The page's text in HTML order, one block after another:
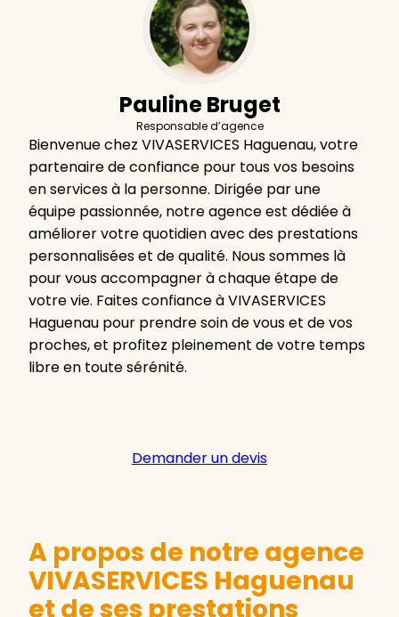
Pauline Bruget
Responsable d’agence
Bienvenue chez VIVASERVICES Haguenau, votre
partenaire de confiance pour tous vos besoins
en services à la personne. Dirigée par une
équipe passionnée, notre agence est dédiée à
améliorer votre quotidien avec des prestations
personnalisées et de qualité. Nous sommes là
pour vous accompagner à chaque étape de
votre vie. Faites confiance à VIVASERVICES
Haguenau pour prendre soin de vous et de vos
proches, et profitez pleinement de votre temps
libre en toute sérénité.
Demander un devis
A propos de notre agence
VIVASERVICES Haguenau
et de ses prestations